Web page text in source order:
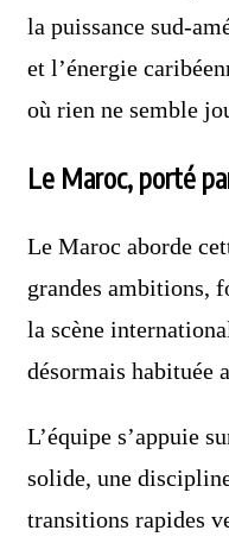
la puissance sud-
et l’énergie
où rien ne semble
Le Maroc, porté
Le Maroc aborde
grandes ambitions,
la scène
désormais habituée
L’équipe s’appuie
solide, une
transitions rapides